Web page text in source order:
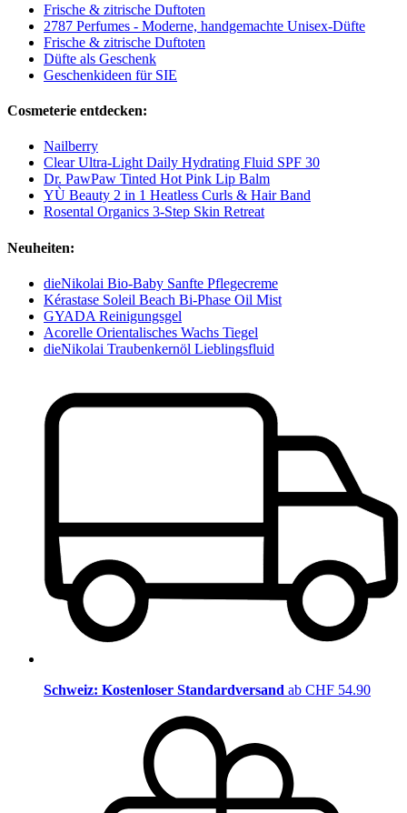
Frische & zitrische Duftoten
2787 Perfumes - Moderne, handgemachte Unisex-Düfte
Frische & zitrische Duftoten
Düfte als Geschenk
Geschenkideen für SIE
Cosmeterie entdecken:
Nailberry
Clear Ultra-Light Daily Hydrating Fluid SPF 30
Dr. PawPaw Tinted Hot Pink Lip Balm
YÙ Beauty 2 in 1 Heatless Curls & Hair Band
Rosental Organics 3-Step Skin Retreat
Neuheiten:
dieNikolai Bio-Baby Sanfte Pflegecreme
Kérastase Soleil Beach Bi-Phase Oil Mist
GYADA Reinigungsgel
Acorelle Orientalisches Wachs Tiegel
dieNikolai Traubenkernöl Lieblingsfluid
Schweiz: Kostenloser Standardversand ab CHF 54.90